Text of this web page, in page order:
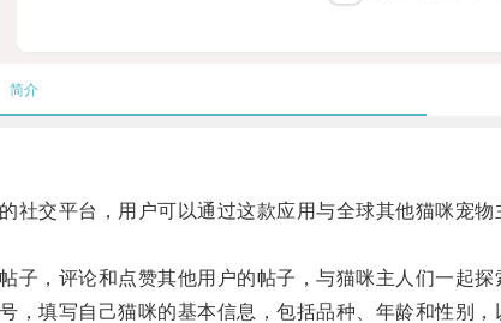
简介
交平台，用户可以通过这款应用与全球其他猫咪宠物
，评论和点赞其他用户的帖子，与猫咪主人们一起探
填写自己猫咪的基本信息，包括品种、年龄和性别，